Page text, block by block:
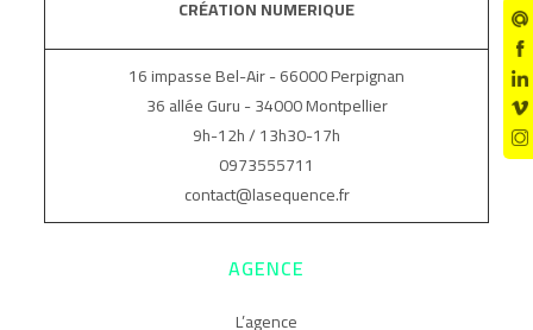
CRÉATION NUMERIQUE
16 impasse Bel-Air - 66000 Perpignan
36 allée Guru - 34000 Montpellier
9h-12h / 13h30-17h
0973555711
contact@lasequence.fr
AGENCE
L’agence